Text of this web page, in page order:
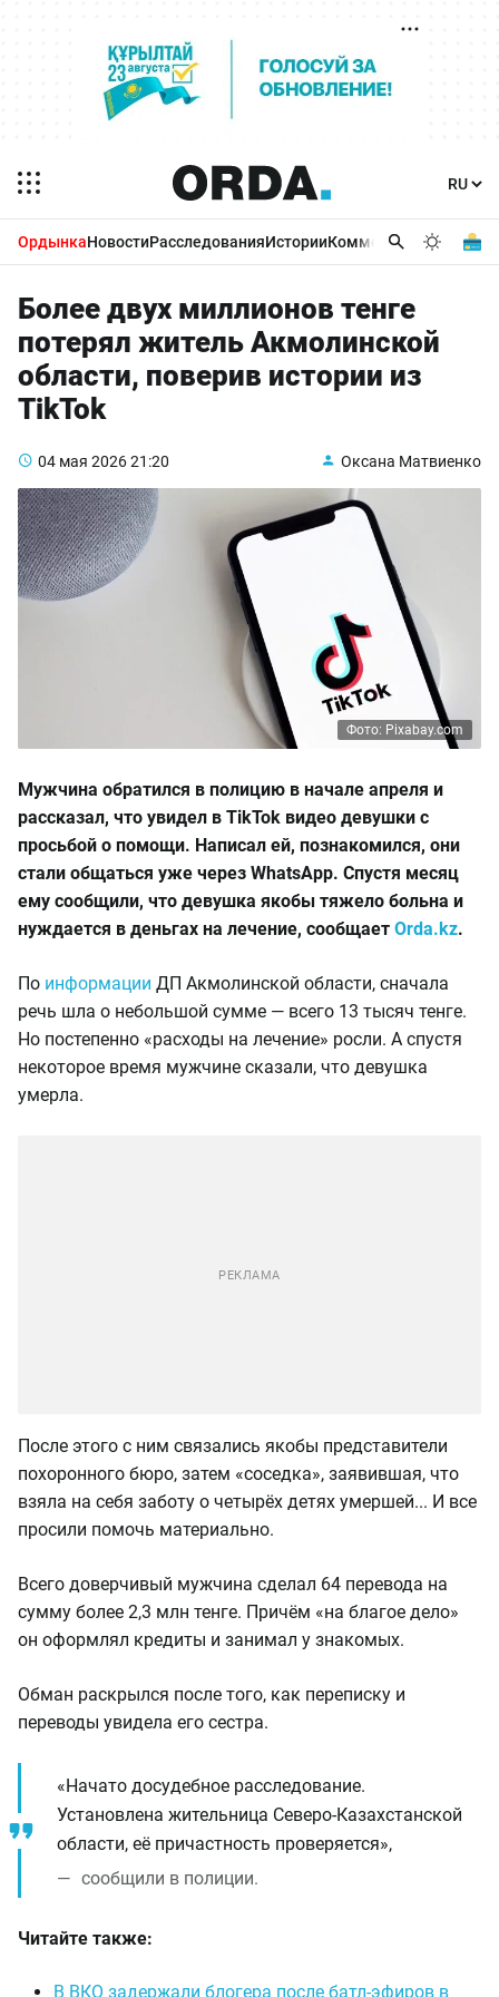
ОрдынкаНовостиРасследованияИсторииКомментарииБизнес
Более двух миллионов тенге
потерял житель Акмолинской
области, поверив истории из
TikTok
04 мая 202621:20 Оксана Матвиенко
Фото: Pixabay.com
Мужчина обратился в полицию в начале апреля и
рассказал, что увидел в TikTok видео девушки с
просьбой о помощи. Написал ей, познакомился, они
стали общаться уже через WhatsApp. Спустя месяц
ему сообщили, что девушка якобы тяжело больна и
нуждается в деньгах на лечение, сообщает Orda.kz.
По информации ДП Акмолинской области, сначала
речь шла о небольшой сумме — всего 13 тысяч тенге.
Но постепенно «расходы на лечение» росли. А спустя
некоторое время мужчине сказали, что девушка
умерла.
После этого с ним связались якобы представители
похоронного бюро, затем «соседка», заявившая, что
взяла на себя заботу о четырёх детях умершей... И все
просили помочь материально.
Всего доверчивый мужчина сделал 64 перевода на
сумму более 2,3 млн тенге. Причём «на благое дело»
он оформлял кредиты и занимал у знакомых.
Обман раскрылся после того, как переписку и
переводы увидела его сестра.
«Начато досудебное расследование.
Установлена жительница Северо-Казахстанской
области, её причастность проверяется»,
сообщили в полиции.
Читайте также:
В ВКО задержали блогера после батл-эфиров в